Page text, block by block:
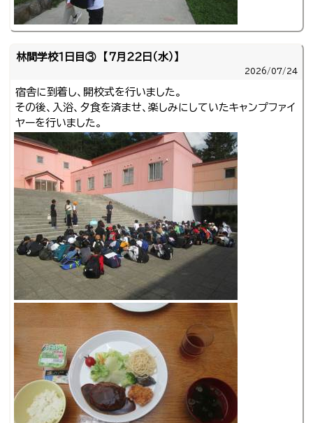
林間学校１日目③ 【７月２２日（水）】
2026/07/24
宿舎に到着し、開校式を行いました。
その後、入浴、夕食を済ませ、楽しみにしていたキャンプファイ
ヤーを行いました。